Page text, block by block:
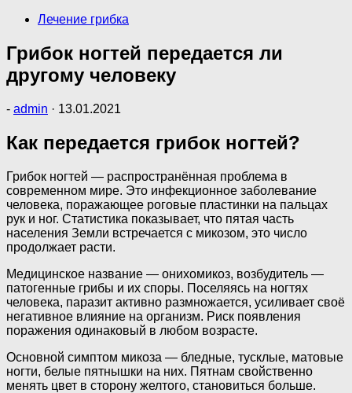
Лечение грибка
Грибок ногтей передается ли
другому человеку
- admin · 13.01.2021
Как передается грибок ногтей?
Грибок ногтей — распространённая проблема в
современном мире. Это инфекционное заболевание
человека, поражающее роговые пластинки на пальцах
рук и ног. Статистика показывает, что пятая часть
населения Земли встречается с микозом, это число
продолжает расти.
Медицинское название — онихомикоз, возбудитель —
патогенные грибы и их споры. Поселяясь на ногтях
человека, паразит активно размножается, усиливает своё
негативное влияние на организм. Риск появления
поражения одинаковый в любом возрасте.
Основной симптом микоза — бледные, тусклые, матовые
ногти, белые пятнышки на них. Пятнам свойственно
менять цвет в сторону желтого, становиться больше.